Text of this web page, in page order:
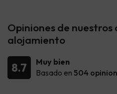
Opiniones de nuestros
alojamiento
8.7
Muy bien
Basado en 504